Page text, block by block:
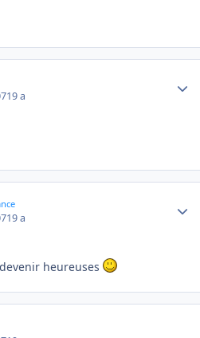
19 a
19 a
heureuses